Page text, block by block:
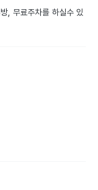
, 무료주차를 하실수 있